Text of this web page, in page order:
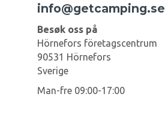
info@getcamping.se
Besøk oss på
Hörnefors företagscentrum
90531 Hörnefors
Sverige
Man-fre 09:00-17:00